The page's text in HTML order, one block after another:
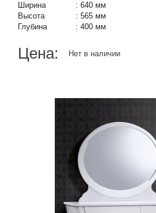
Ширина
: 640 мм
Высота
: 565 мм
Глубина
: 400 мм
Цена: Нет в наличии